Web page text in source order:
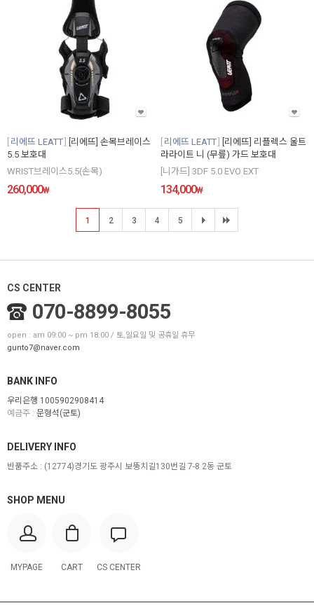
리에뜨 LEATT
[리에뜨] 손목브레이스
5.5 보호대
WRIST브레이스5.5(손목)
260,000₩
리에뜨 LEATT
[리에뜨] 리플렉스 울트
라라이트 니 (무릎) 가드 보호대
[니가드] 3DF 5.0 EVO EXT
134,000₩
1 2 3 4 5
CS CENTER
070-8899-8055
open : am 09:00 ~ pm 18:00 / 토,일요일 및 공휴일 휴무
gunto7@naver.com
BANK INFO
우리은행 1005902908414
예금주 : 문형석(군토)
SHOP MENU
MYPAGE CART CS CENTER
DELIVERY INFO
반품주소 : (12774)경기도 광주시 보뚱치길130번길 7-8 2동 군토